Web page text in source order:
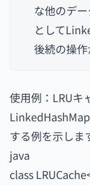
な他のデ
として
後続の操作
使用例：LRUキ
する例を示しま
java
class